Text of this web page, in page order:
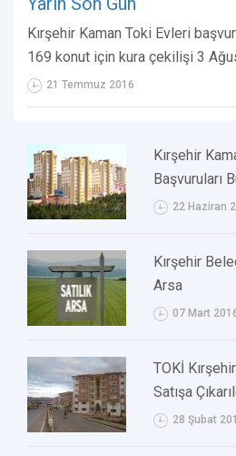
Kırşehir Kaman Toki Evleri
169 konut için kura çekilişi 3
21 Temmuz 2016
Kırşehir
Başvuruları
22 Haziran
Kırşehir
Arsa
07 Mart
TOKİ
Satışa
28 Şubat